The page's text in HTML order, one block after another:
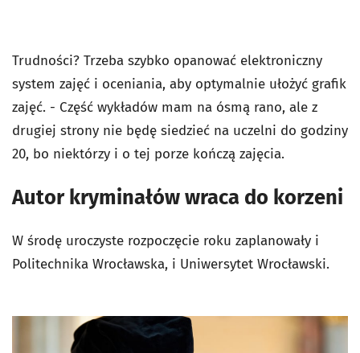
Trudności? Trzeba szybko opanować elektroniczny
system zajęć i oceniania, aby optymalnie ułożyć grafik
zajęć. - Część wykładów mam na ósmą rano, ale z
drugiej strony nie będę siedzieć na uczelni do godziny
20, bo niektórzy i o tej porze kończą zajęcia.
Autor kryminałów wraca do korzeni
W środę uroczyste rozpoczęcie roku zaplanowały i
Politechnika Wrocławska, i Uniwersytet Wrocławski.